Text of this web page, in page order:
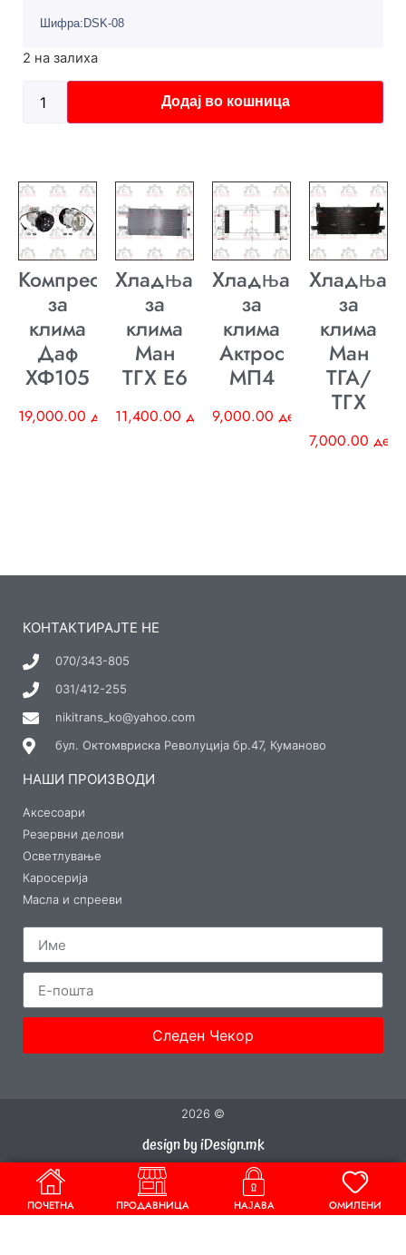
Шифра:DSK-08
2 на залиха
Додај во кошница
Компресор
за
клима
Даф
ХФ105
19,000.00 ден
Хладњак
за
клима
Ман
ТГХ E6
11,400.00 ден
Хладњак
за
клима
Актрос
МП4
9,000.00 ден
Хладњак
за
клима
Ман
ТГА/
ТГХ
7,000.00 ден
КОНТАКТИРАЈТЕ НЕ
070/343-805
031/412-255
nikitrans_ko@yahoo.com
бул. Октомвриска Револуција бр.47, Куманово
НАШИ ПРОИЗВОДИ
Аксесоари
Резервни делови
Осветлување
Каросерија
Масла и спрееви
Следен Чекор
2026 ©
design by iDesign.mk
ПОЧЕТНА ПРОДАВНИЦА НАЈАВА ОМИЛЕНИ